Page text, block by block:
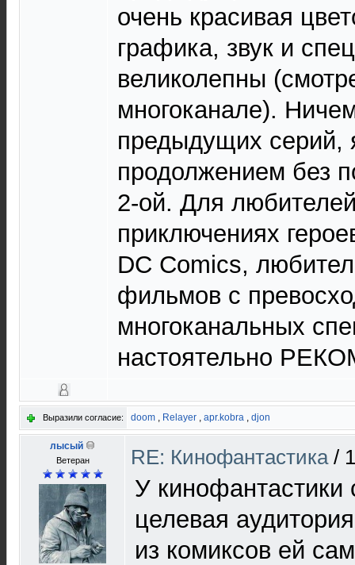
очень красивая
графика, звук и
великолепны
многоканале).
предыдущих серий,
продолжением без
2-ой. Для
приключениях
DC Comics,
фильмов с
многоканальных
настоятельно
Выразили согласие: doom , Relayer , apr.kobra , djon
лысый
Ветеран RE: Кинофантастика /
У кинофантастики
целевая
из комиксов ей